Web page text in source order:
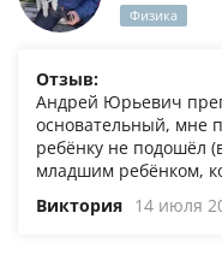
Физика
Отзыв:
Андрей Юрьевич
основательный, мне
ребёнку не подошёл
младшим ребёнком,
Виктория 14 июля